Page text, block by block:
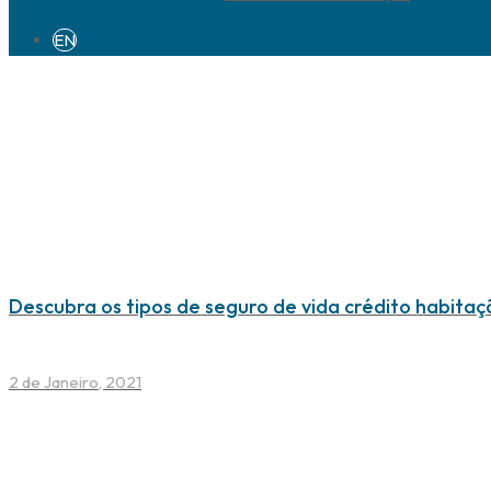
EN
Descubra os tipos de seguro de vida crédito
2 de Janeiro, 2021